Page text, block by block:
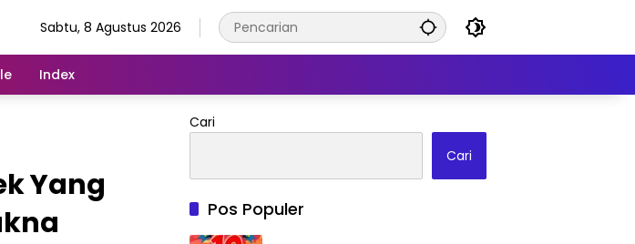
Sabtu, 8 Agustus 2026
Index
Yang
Cari
Cari
Pos Populer